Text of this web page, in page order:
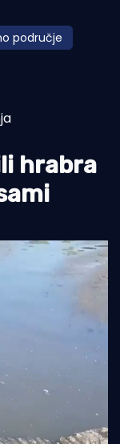
područje
hrabra